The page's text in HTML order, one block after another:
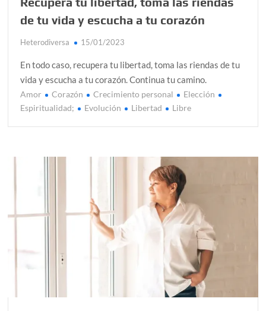
de tu vida y escucha a tu corazón
Heterodiversa 15/01/2023
En todo caso, recupera tu libertad, toma las riendas de tu
vida y escucha a tu corazón. Continua tu camino.
Amor Corazón Crecimiento personal
Elección
Espiritualidad;
Evolución Libertad Libre